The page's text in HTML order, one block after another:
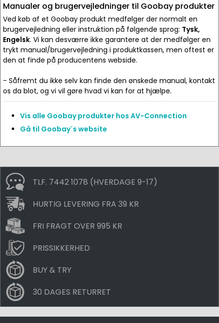
Manualer og brugervejledninger til Goobay produkter
Ved køb af et Goobay produkt medfølger der normalt en
brugervejledning eller instruktion på følgende sprog: Tysk,
Engelsk. Vi kan desværre ikke garantere at der medfølger en
trykt manual/brugervejledning i produktkassen, men oftest er
den at finde på producentens webside.
- Såfremt du ikke selv kan finde den ønskede manual, kontakt
os da blot, og vi vil gøre hvad vi kan for at hjælpe.
Vis alle Goobay produkter hos AV-Connection
Gå til Goobay´s website
TLF. 7442 1078 (HVERDAGE 9-17)
HURTIG LEVERING FRA 39 KR
FRI FRAGT OVER 995 KR
PRISSIKKERHED
BUY & TRY
30 DAGES RETURRET